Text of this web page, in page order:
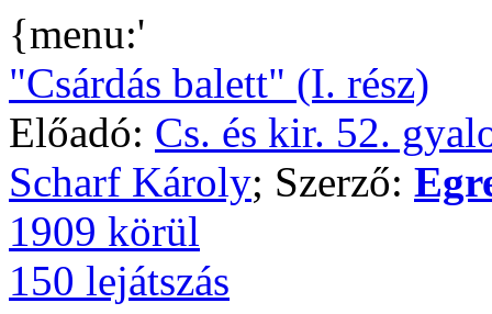
{menu:'
"Csárdás balett" (I. rész)
Előadó: Cs. és kir. 52.
Scharf Károly; Szerző:
1909 körül
150 lejátszás